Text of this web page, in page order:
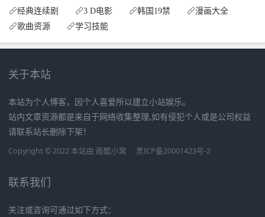
经典连续剧
3 D电影 韩国19禁
漫画大全
歌曲资源
学习技能
关于本站
本站为个人博客，因个人喜爱所以建立小站娱乐。
站内文章资源都是来自于网络收集整理,如有侵犯个人或是公司权益
请联系站长删除下架！
Copyright © 2022 本站由 雨酷小窝 黑ICP备20001423号-2
联系我们
关注或咨询可通过如下方式：